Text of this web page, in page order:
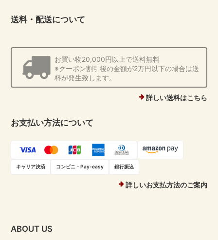
送料・配送について
お買い物20,000円以上で送料無料
※クーポン割引後の金額が2万円以下の場合は送
料が発生致します。
詳しい送料はこちら
お支払い方法について
キャリア決済 コンビニ・Pay-easy 銀行振込
詳しいお支払方法のご案内
ABOUT US